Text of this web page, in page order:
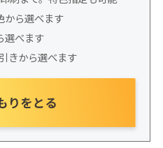
から選べます
選べます
きから選べます